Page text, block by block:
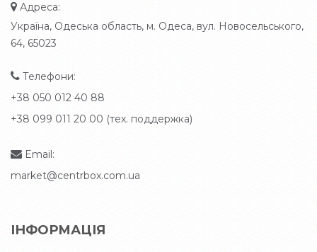
Адреса:
Україна, Одеська область, м. Одеса, вул. Новосельського,
64, 65023
Телефони:
+38 050 012 40 88
+38 099 011 20 00 (тех. поддержка)
Email:
market@centrbox.com.ua
ІНФОРМАЦІЯ